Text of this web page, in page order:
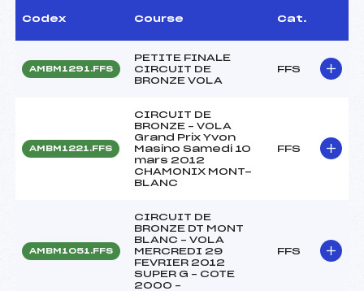
Codex Course Cat.
AMBM1291.FFS
PETITE FINALE
CIRCUIT DE
BRONZE VOLA
FFS
AMBM1221.FFS
CIRCUIT DE
BRONZE – VOLA
Grand Prix Yvon
Masino Samedi 10
mars 2012
CHAMONIX MONT-
BLANC
FFS
AMBM1051.FFS
CIRCUIT DE
BRONZE DT MONT
BLANC – VOLA
MERCREDI 29
FEVRIER 2012
SUPER G – COTE
2000 –
FFS